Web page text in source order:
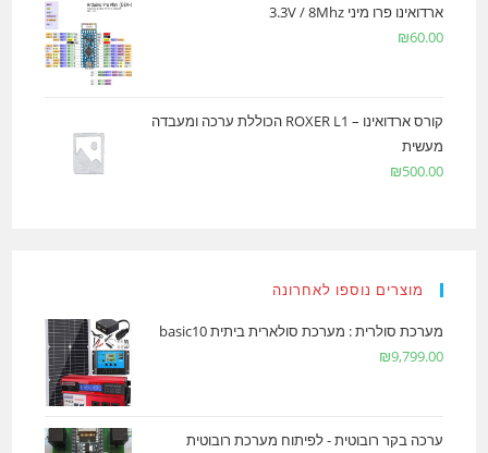
ארדואינו פרו מיני 3.3V / 8Mhz
₪60.00
קורס ארדואינו – ROXER L1 הכוללת ערכה ומעבדה
מעשית
₪500.00
מוצרים נוספו לאחרונה
מערכת סולרית : מערכת סולארית ביתית basic10
₪9,799.00
ערכה בקר רובוטית - לפיתוח מערכת רובוטית